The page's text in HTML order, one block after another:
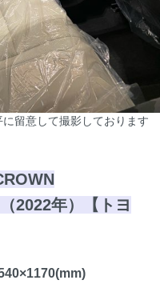
留意して撮影しております
2022年）【トヨ